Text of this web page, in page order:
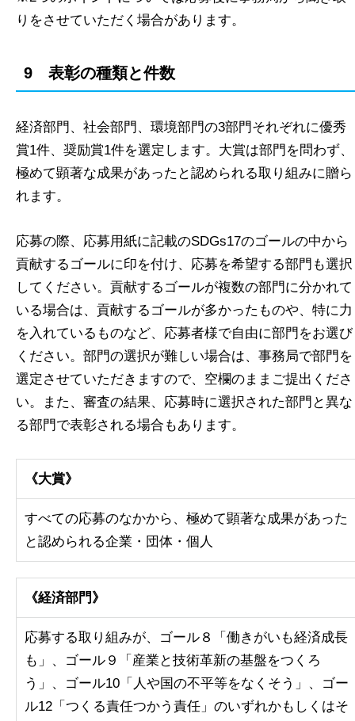
りをさせていただく場合があります。
9 表彰の種類と件数
経済部門、社会部門、環境部門の3部門それぞれに優秀
賞1件、奨励賞1件を選定します。大賞は部門を問わず、
極めて顕著な成果があったと認められる取り組みに贈ら
れます。
応募の際、応募用紙に記載のSDGs17のゴールの中から
貢献するゴールに印を付け、応募を希望する部門も選択
してください。貢献するゴールが複数の部門に分かれて
いる場合は、貢献するゴールが多かったものや、特に力
を入れているものなど、応募者様で自由に部門をお選び
ください。部門の選択が難しい場合は、事務局で部門を
選定させていただきますので、空欄のままご提出くださ
い。また、審査の結果、応募時に選択された部門と異な
る部門で表彰される場合もあります。
《大賞》
すべての応募のなかから、極めて顕著な成果があった
と認められる企業・団体・個人
《経済部門》
応募する取り組みが、ゴール８「働きがいも経済成長
も」、ゴール９「産業と技術革新の基盤をつくろ
う」、ゴール10「人や国の不平等をなくそう」、ゴー
ル12「つくる責任つかう責任」のいずれかもしくはそ